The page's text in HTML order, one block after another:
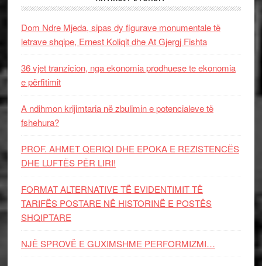
Dom Ndre Mjeda, sipas dy figurave monumentale të
letrave shqipe, Ernest Koliqit dhe At Gjergj Fishta
36 vjet tranzicion, nga ekonomia prodhuese te ekonomia
e përfitimit
A ndihmon krijimtaria në zbulimin e potencialeve të
fshehura?
PROF. AHMET QERIQI DHE EPOKA E REZISTENCЁS
DHE LUFTЁS PЁR LIRI!
FORMAT ALTERNATIVE TË EVIDENTIMIT TË
TARIFËS POSTARE NË HISTORINË E POSTËS
SHQIPTARE
NJË SPROVË E GUXIMSHME PERFORMIZMI…